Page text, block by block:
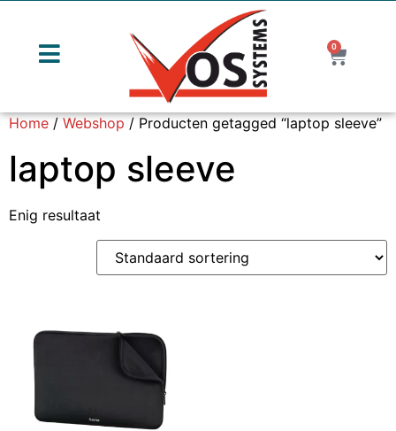
0
Home/Webshop/ Producten getagged “laptop sleeve”
laptop sleeve
Enig resultaat